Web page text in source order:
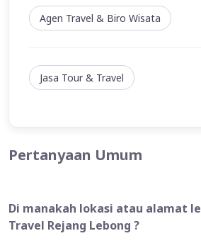
Agen Travel & Biro Wisata
Jasa Tour & Travel
Pertanyaan Umum
Di manakah lokasi atau alamat
Travel Rejang Lebong ?